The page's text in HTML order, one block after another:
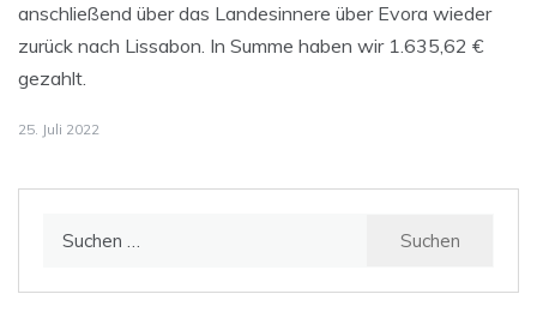
anschließend über das Landesinnere über Evora wieder
zurück nach Lissabon. In Summe haben wir 1.635,62 €
gezahlt.
25. Juli 2022